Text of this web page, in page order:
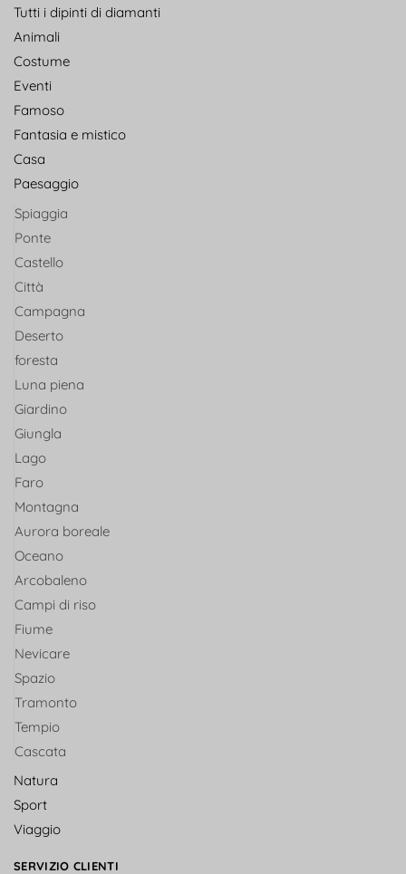
Tutti i dipinti di diamanti
Animali
Costume
Eventi
Famoso
Fantasia e mistico
Casa
Paesaggio
Spiaggia
Ponte
Castello
Città
Campagna
Deserto
foresta
Luna piena
Giardino
Giungla
Lago
Faro
Montagna
Aurora boreale
Oceano
Arcobaleno
Campi di riso
Fiume
Nevicare
Spazio
Tramonto
Tempio
Cascata
Natura
Sport
Viaggio
SERVIZIO CLIENTI